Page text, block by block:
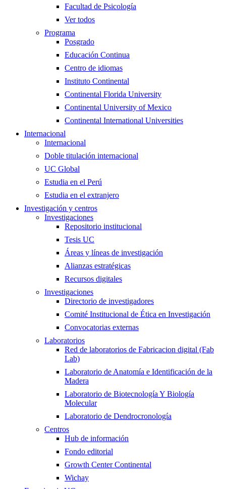
Facultad de Psicología
Ver todos
Programa
Posgrado
Educación Continua
Centro de idiomas
Instituto Continental
Continental Florida University
Continental University of Mexico
Continental International Universities
Internacional
Internacional
Doble titulación internacional
UC Global
Estudia en el Perú
Estudia en el extranjero
Investigación y centros
Investigaciones
Repositorio institucional
Tesis UC
Áreas y líneas de investigación
Alianzas estratégicas
Recursos digitales
Investigaciones
Directorio de investigadores
Comité Institucional de Ética en Investigación
Convocatorias externas
Laboratorios
Red de laboratorios de Fabricacion digital (Fab
Lab)
Laboratorio de Anatomía e Identificación de la
Madera
Laboratorio de Biotecnología Y Biología
Molecular
Laboratorio de Dendrocronología
Centros
Hub de información
Fondo editorial
Growth Center Continental
Wichay